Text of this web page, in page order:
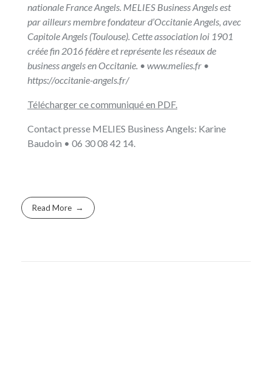
nationale France Angels. MELIES Business Angels est
par ailleurs membre fondateur d’Occitanie Angels, avec
Capitole Angels (Toulouse). Cette association loi 1901
créée fin 2016 fédère et représente les réseaux de
business angels en Occitanie. • www.melies.fr •
https://occitanie-angels.fr/
Téléchargerce communiqué en PDF.
Contact presse MELIES Business Angels: Karine
Baudoin • 06 30 08 42 14.
Read More